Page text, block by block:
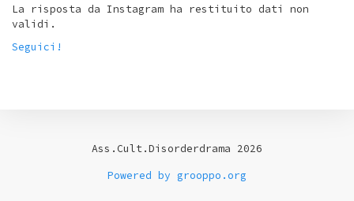
La risposta da Instagram ha restituito dati non
validi.
Seguici!
Ass.Cult.Disorderdrama 2026
Powered by grooppo.org